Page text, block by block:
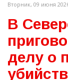
Вторник, 09 июня
В
делу о